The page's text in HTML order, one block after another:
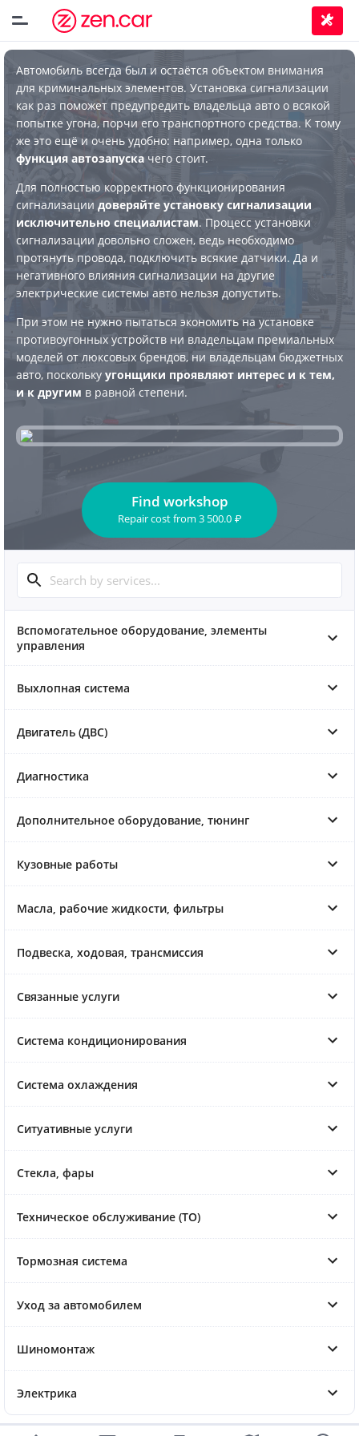
Автомобиль всегда был и остаётся объектом внимания
для криминальных элементов. Установка сигнализации
как раз поможет предупредить владельца авто о всякой
попытке угона, порчи его транспортного средства. К тому
же это ещё и очень удобно: например, одна только
функция автозапуска чего стоит.
Для полностью корректного функционирования
сигнализации доверяйте установку сигнализации
исключительно специалистам. Процесс установки
сигнализации довольно сложен, ведь необходимо
протянуть провода, подключить всякие датчики. Да и
негативного влияния сигнализации на другие
электрические системы авто нельзя допустить.
При этом не нужно пытаться экономить на установке
противоугонных устройств ни владельцам премиальных
моделей от люксовых брендов, ни владельцам бюджетных
авто, поскольку угонщики проявляют интерес и к тем,
и к другим в равной степени.
Find workshop
Repair costfrom 3 500.0 ₽
Вспомогательное оборудование, элементы
управления
Выхлопная система
Двигатель (ДВС)
Диагностика
Дополнительное оборудование, тюнинг
Кузовные работы
Масла, рабочие жидкости, фильтры
Подвеска, ходовая, трансмиссия
Связанные услуги
Система кондиционирования
Система охлаждения
Ситуативные услуги
Стекла, фары
Техническое обслуживание (ТО)
Тормозная система
Уход за автомобилем
Шиномонтаж
Электрика